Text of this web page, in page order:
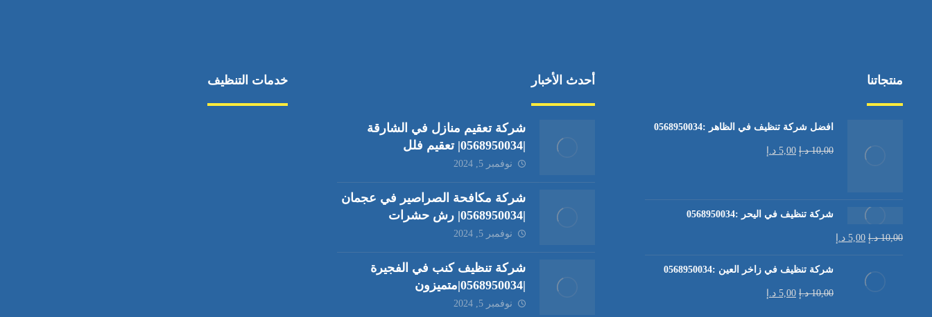
منتجاتنا
افضل شركة تنظيف في الظاهر :0568950034
10,00 د.إ 5,00 د.إ
شركة تنظيف في اليحر :0568950034
10,00 د.إ 5,00 د.إ
شركة تنظيف في زاخر العين :0568950034
10,00 د.إ 5,00 د.إ
أحدث الأخبار
شركة تعقيم منازل في الشارقة
|0568950034| تعقيم فلل
نوفمبر 5, 2024
شركة مكافحة الصراصير في عجمان
|0568950034| رش حشرات
نوفمبر 5, 2024
شركة تنظيف كنب في الفجيرة
|0568950034|متميزون
نوفمبر 5, 2024
خدمات التنظيف